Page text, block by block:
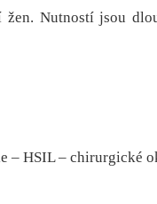
Nutností jsou
– HSIL – chirurgické